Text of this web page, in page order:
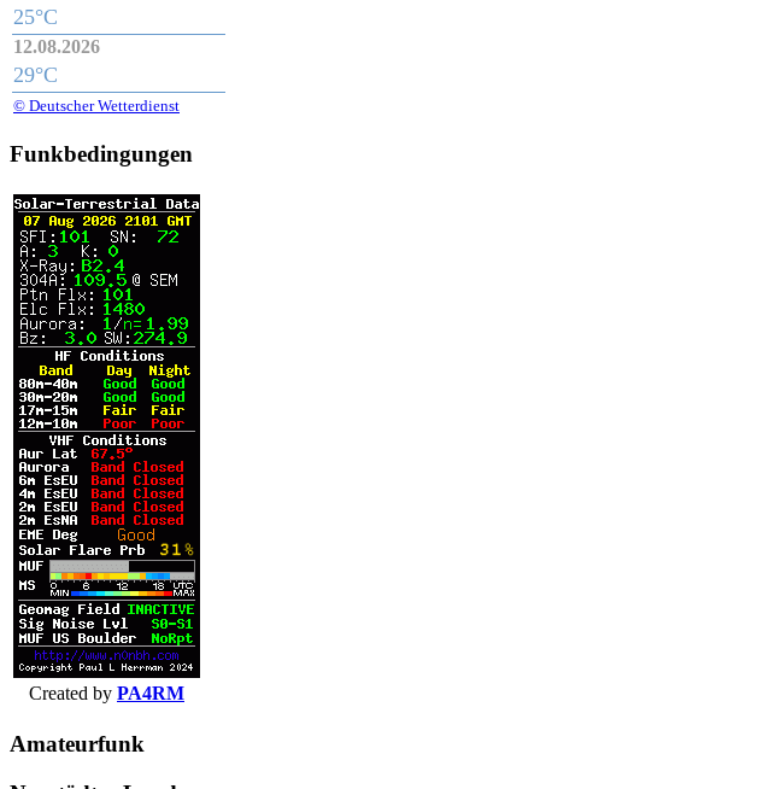
25°C
12.08.2026
29°C
© Deutscher Wetterdienst
Funkbedingungen
Created by PA4RM
Amateurfunk